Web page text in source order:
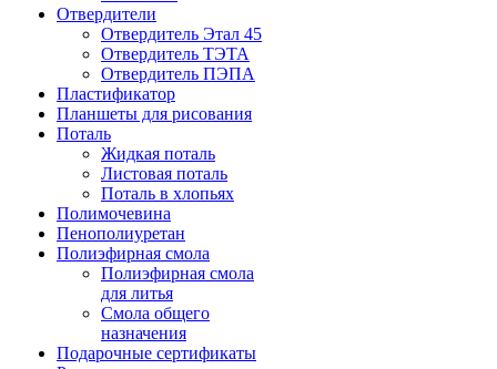
Отвердители
Отвердитель Этал 45
Отвердитель ТЭТА
Отвердитель ПЭПА
Пластификатор
Планшеты для рисования
Поталь
Жидкая поталь
Листовая поталь
Поталь в хлопьях
Полимочевина
Пенополиуретан
Полиэфирная смола
Полиэфирная смола
для литья
Смола общего
назначения
Подарочные сертификаты